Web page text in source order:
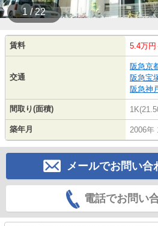
1 / 22
賃料 5.4万円
交通
阪急京
阪急宝
阪急神
間取り(面積)
築年月 2006年
メールでお問い合
電話でお問い